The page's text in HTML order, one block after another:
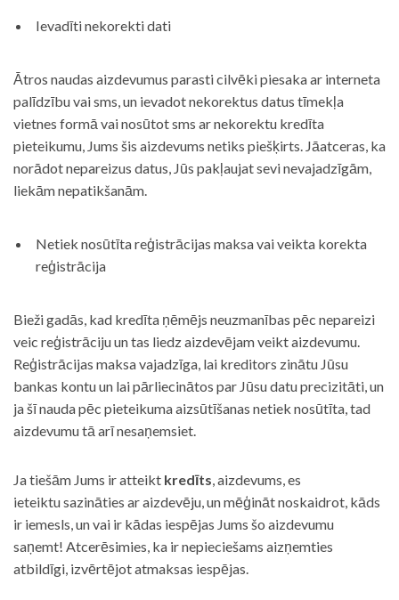
Ievadīti nekorekti dati
Ātros naudas aizdevumus parasti cilvēki piesaka ar interneta
palīdzību vai sms, un ievadot nekorektus datus tīmekļa
vietnes formā vai nosūtot sms ar nekorektu kredīta
pieteikumu, Jums šis aizdevums netiks piešķirts. Jāatceras, ka
norādot nepareizus datus, Jūs pakļaujat sevi nevajadzīgām,
liekām nepatikšanām.
Netiek nosūtīta reģistrācijas maksa vai veikta korekta
reģistrācija
Bieži gadās, kad kredīta ņēmējs neuzmanības pēc nepareizi
veic reģistrāciju un tas liedz aizdevējam veikt aizdevumu.
Reģistrācijas maksa vajadzīga, lai kreditors zinātu Jūsu
bankas kontu un lai pārliecinātos par Jūsu datu precizitāti, un
ja šī nauda pēc pieteikuma aizsūtīšanas netiek nosūtīta, tad
aizdevumu tā arī nesaņemsiet.
Ja tiešām Jums ir atteikt kredīts, aizdevums, es
ieteiktu sazināties ar aizdevēju, un mēģināt noskaidrot, kāds
ir iemesls, un vai ir kādas iespējas Jums šo aizdevumu
saņemt! Atcerēsimies, ka ir nepieciešams aizņemties
atbildīgi, izvērtējot atmaksas iespējas.